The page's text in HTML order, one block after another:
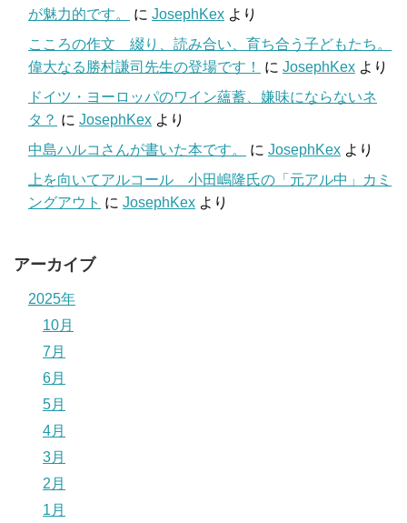
が魅力的です。
に JosephKex より
こころの作文 綴り、読み合い、育ち合う子どもたち。
偉大なる勝村謙司先生の登場です！
に JosephKex より
ドイツ・ヨーロッパのワイン蘊蓄、嫌味にならないネ
タ？ に JosephKex より
中島ハルコさんが書いた本です。
に JosephKex より
上を向いてアルコール 小田嶋隆氏の「元アル中」カミ
ングアウト に JosephKex より
アーカイブ
2025年
10月
7月
6月
5月
4月
3月
2月
1月